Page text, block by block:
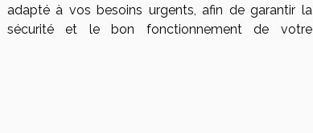
adapté à vos besoins urgents, afin de garantir la
sécurité et le bon fonctionnement de votre